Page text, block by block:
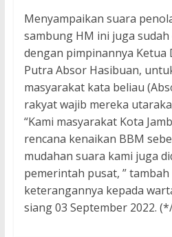
Menyampaikan suara
sambung HM ini juga
dengan pimpinannya Ketua
Putra Absor Hasibuan,
masyarakat kata beliau
rakyat wajib mereka
“Kami masyarakat Kota
rencana kenaikan BBM
mudahan suara kami juga
pemerintah pusat, ”
keterangannya kepada
siang 03 September 2022.